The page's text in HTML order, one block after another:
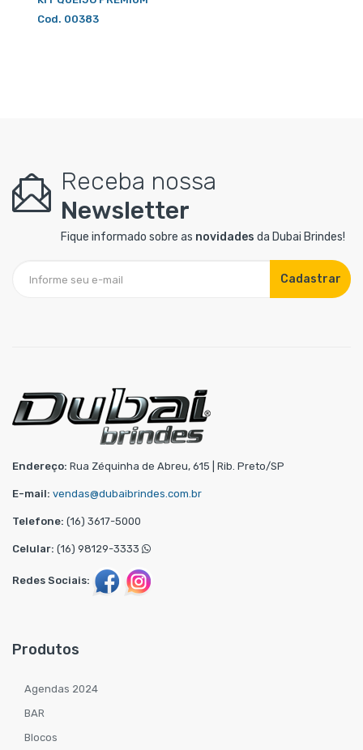
Cod. 00383
Receba nossa
Newsletter
Fique informado sobre as novidades da Dubai Brindes!
Cadastrar
Endereço: Rua Zéquinha de Abreu, 615 | Rib. Preto/SP
E-mail: vendas@dubaibrindes.com.br
Telefone: (16) 3617-5000
Celular: (16) 98129-3333
Redes Sociais:
Produtos
Agendas 2024
BAR
Blocos